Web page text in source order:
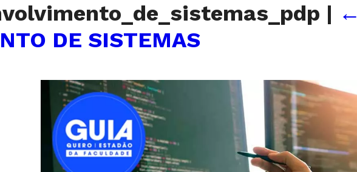
| ←
DE SISTEMAS